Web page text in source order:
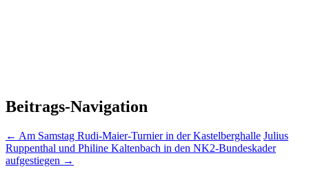
Beitrags-Navigation
← Am Samstag Rudi-Maier-Turnier in der Kastelberghalle Julius
Ruppenthal und Philine Kaltenbach in den NK2-Bundeskader
aufgestiegen →